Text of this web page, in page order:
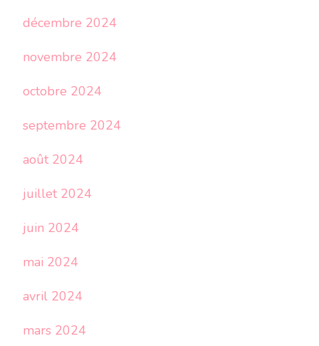
décembre 2024
novembre 2024
octobre 2024
septembre 2024
août 2024
juillet 2024
juin 2024
mai 2024
avril 2024
mars 2024